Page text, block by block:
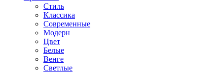
Стиль
Классика
Современные
Модерн
Цвет
Белые
Венге
Светлые